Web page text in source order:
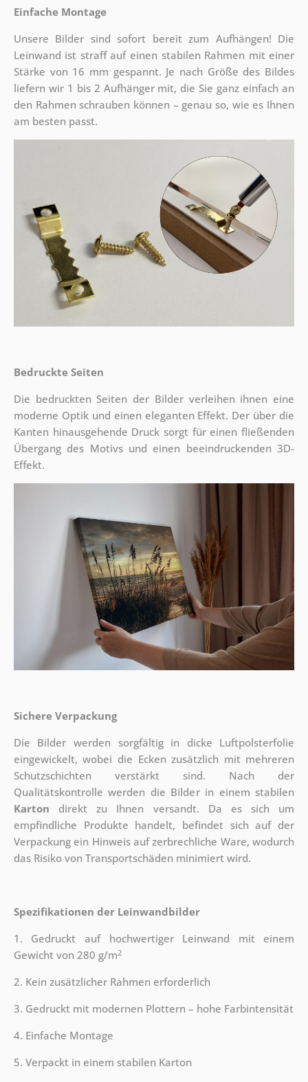
Einfache Montage
Unsere Bilder sind sofort bereit zum Aufhängen! Die
Leinwand ist straff auf einen stabilen Rahmen mit einer
Stärke von 16 mm gespannt. Je nach Größe des Bildes
liefern wir 1 bis 2 Aufhänger mit, die Sie ganz einfach an
den Rahmen schrauben können – genau so, wie es Ihnen
am besten passt.
Bedruckte Seiten
Die bedruckten Seiten der Bilder verleihen ihnen eine
moderne Optik und einen eleganten Effekt. Der über die
Kanten hinausgehende Druck sorgt für einen fließenden
Übergang des Motivs und einen beeindruckenden 3D-
Effekt.
Sichere Verpackung
Die Bilder werden sorgfältig in dicke Luftpolsterfolie
eingewickelt, wobei die Ecken zusätzlich mit mehreren
Schutzschichten verstärkt sind. Nach der
Qualitätskontrolle werden die Bilder in einem stabilen
Karton direkt zu Ihnen versandt. Da es sich um
empfindliche Produkte handelt, befindet sich auf der
Verpackung ein Hinweis auf zerbrechliche Ware, wodurch
das Risiko von Transportschäden minimiert wird.
Spezifikationen der Leinwandbilder
1. Gedruckt auf hochwertiger Leinwand mit einem
Gewicht von 280 g/m2
2. Kein zusätzlicher Rahmen erforderlich
3. Gedruckt mit modernen Plottern – hohe Farbintensität
4. Einfache Montage
5. Verpackt in einem stabilen Karton